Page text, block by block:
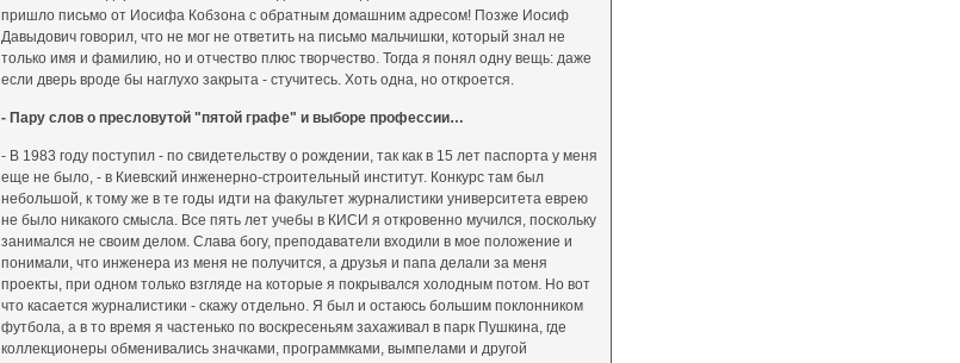
пришло письмо от Иосифа Кобзона с обратным домашним адресом! Позже Иосиф
Давыдович говорил, что не мог не ответить на письмо мальчишки, который знал не
только имя и фамилию, но и отчество плюс творчество. Тогда я понял одну вещь: даже
если дверь вроде бы наглухо закрыта - стучитесь. Хоть одна, но откроется.
- Пару слов о пресловутой "пятой графе" и выборе профессии…
- В 1983 году поступил - по свидетельству о рождении, так как в 15 лет паспорта у меня
еще не было, - в Киевский инженерно-строительный институт. Конкурс там был
небольшой, к тому же в те годы идти на факультет журналистики университета еврею
не было никакого смысла. Все пять лет учебы в КИСИ я откровенно мучился, поскольку
занимался не своим делом. Слава богу, преподаватели входили в мое положение и
понимали, что инженера из меня не получится, а друзья и папа делали за меня
проекты, при одном только взгляде на которые я покрывался холодным потом. Но вот
что касается журналистики - скажу отдельно. Я был и остаюсь большим поклонником
футбола, а в то время я частенько по воскресеньям захаживал в парк Пушкина, где
коллекционеры обменивались значками, программками, вымпелами и другой